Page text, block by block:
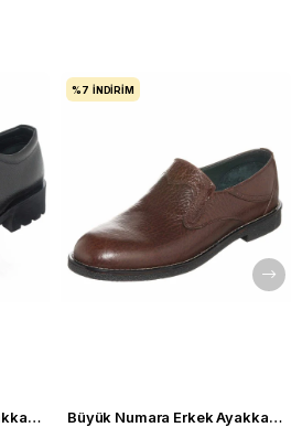
Büyük Numara Erkek Ayakkabı S946 Siyah Deri Büyük Numara Erkek Ayakkabı CS941 Kahve
%7 İNDIRIM